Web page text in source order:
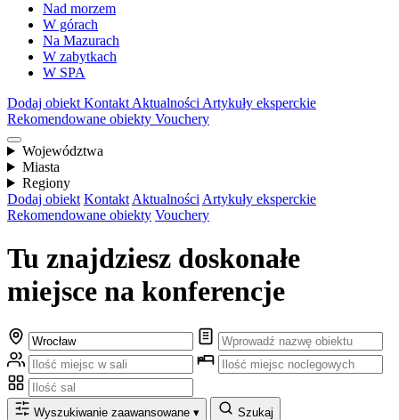
Nad morzem
W górach
Na Mazurach
W zabytkach
W SPA
Dodaj obiekt Kontakt Aktualności Artykuły eksperckie
Rekomendowane obiekty Vouchery
Województwa
Miasta
Regiony
Dodaj obiekt Kontakt Aktualności Artykuły eksperckie
Rekomendowane obiekty Vouchery
Tu znajdziesz doskonałe
miejsce na konferencje
Wyszukiwanie zaawansowane ▾ Szukaj